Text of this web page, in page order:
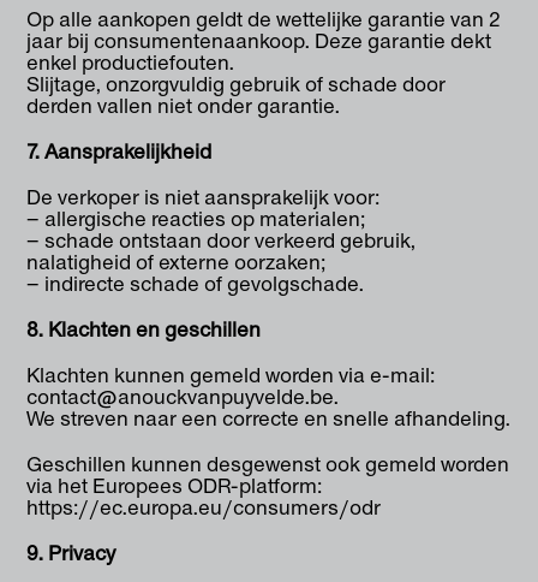
Op alle aankopen geldt de wettelijke garantie van 2
jaar bij consumentenaankoop. Deze garantie dekt
enkel productiefouten.
Slijtage, onzorgvuldig gebruik of schade door
derden vallen niet onder garantie.
7. Aansprakelijkheid
De verkoper is niet aansprakelijk voor:
– allergische reacties op materialen;
– schade ontstaan door verkeerd gebruik,
nalatigheid of externe oorzaken;
– indirecte schade of gevolgschade.
8. Klachten en geschillen
Klachten kunnen gemeld worden via e-mail:
contact@anouckvanpuyvelde.be.
We streven naar een correcte en snelle afhandeling.
Geschillen kunnen desgewenst ook gemeld worden
via het Europees ODR-platform:
https://ec.europa.eu/consumers/odr
9. Privacy